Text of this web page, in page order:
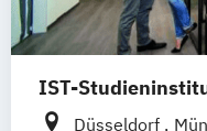
IST-
Düsseldorf